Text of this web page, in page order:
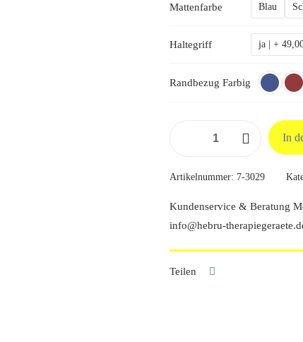
Mattenfarbe Blau
Haltegriff ja | +
Randbezug Farbig
Menge
In
Artikelnummer: 7-3029
Kundenservice & Beratung
info@hebru-
Teilen